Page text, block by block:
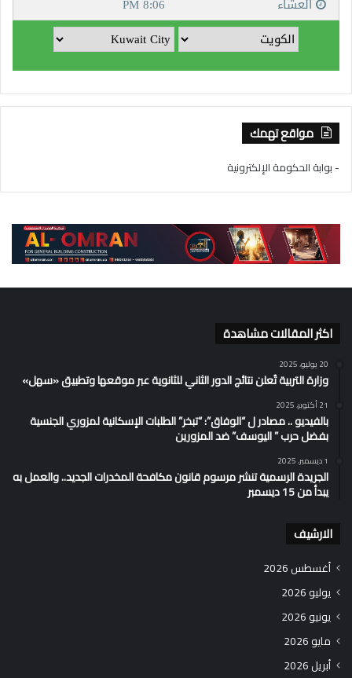
مواقع تهمك
- بوابة الحكومة الإلكترونية
اكثر المقالات مشاهدة
20 يوليو، 2025
وزارة التربية تُعلن نتائج الدور الثاني للثانوية عبر موقعها وتطبيق «سهل»
21 أكتوبر، 2025
بالفيديو .. مصادر ل “الوفاق”: “تبخر” الطلبات الإسكانية لمزوري الجنسية
بفضل حرب ” اليوسف” ضد المزورين
1 ديسمبر، 2025
الجريدة الرسمية تنشر مرسوم قانون مكافحة المخدرات الجديد.. والعمل به
يبدأ من 15 ديسمبر
الارشيف
أغسطس 2026
يوليو 2026
يونيو 2026
مايو 2026
أبريل 2026